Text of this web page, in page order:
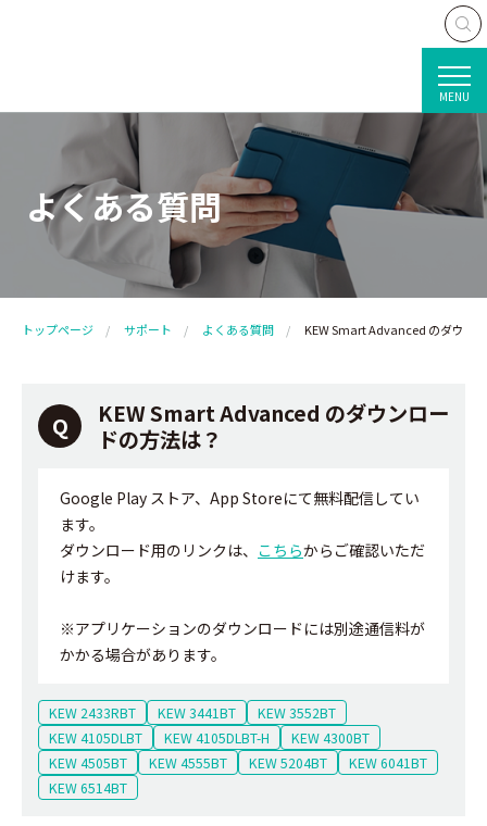
MENU
よくある質問
トップページ サポート よくある質問 KEW Smart Advanced のダウン
KEW Smart Advanced のダウンロー
ドの方法は？
Google Play ストア、App Storeにて無料配信してい
ます。
ダウンロード用のリンクは、 こちらからご確認いただ
けます。
※アプリケーションのダウンロードには別途通信料が
かかる場合があります。
KEW 2433RBT KEW 3441BT
KEW 3552BT
KEW 4105DLBT
KEW 4105DLBT-H
KEW 4300BT
KEW 4505BT
KEW 4555BT KEW 5204BT
KEW 6041BT
KEW 6514BT